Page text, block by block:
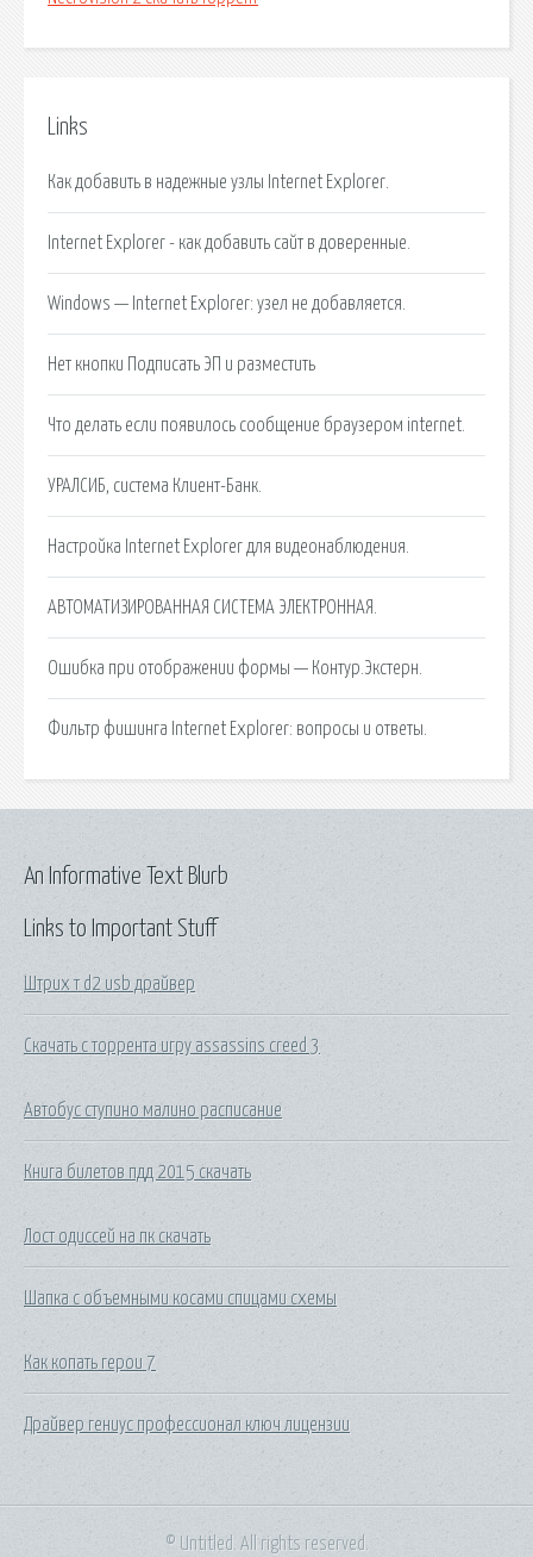
Links
Как добавить в надежные узлы Internet Explorer.
Internet Explorer - как добавить сайт в доверенные.
Windows — Internet Explorer: узел не добавляется.
Нет кнопки Подписать ЭП и разместить
Что делать если появилось сообщение браузером internet.
УРАЛСИБ, система Клиент-Банк.
Настройка Internet Explorer для видеонаблюдения.
АВТОМАТИЗИРОВАННАЯ СИСТЕМА ЭЛЕКТРОННАЯ.
Ошибка при отображении формы — Контур.Экстерн.
Фильтр фишинга Internet Explorer: вопросы и ответы.
Links to Important Stuff
Штрих т d2 usb драйвер
Скачать с торрента игру assassins creed 3
Автобус ступино малино расписание
Книга билетов пдд 2015 скачать
Лост одиссей на пк скачать
Шапка с объемными косами спицами схемы
Как копать герои 7
Драйвер гениус профессионал ключ лицензии
An Informative Text Blurb
© Untitled. All rights reserved.